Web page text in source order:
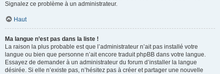
Signalez ce problème à un administrateur.
Haut
Ma langue n’est pas dans la liste !
La raison la plus probable est que l’administrateur n’ait pas installé votre
langue ou bien que personne n’ait encore traduit phpBB dans votre langue.
Essayez de demander à un administrateur du forum d’installer la langue
désirée. Si elle n’existe pas, n’hésitez pas à créer et partager une nouvelle